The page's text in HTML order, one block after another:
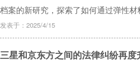
档案的新研究，探索了如何通过弹性
团队，开发了一种突破性的三维全息
现了用手在空中直接抓取和移动 3D 全
发表于：2025/4/15
三星和京东方之间的法律纠纷再度